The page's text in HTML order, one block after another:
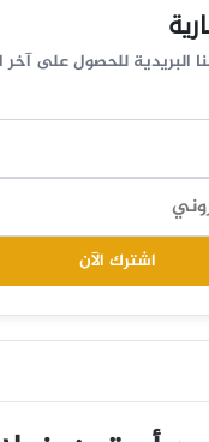
البريدية للحصول على آخر
اشترك الآن